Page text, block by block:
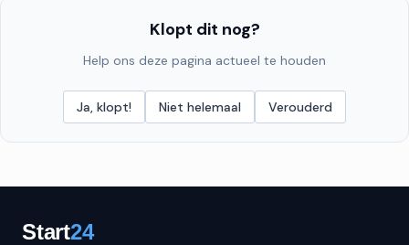
Klopt dit nog?
Help ons deze pagina actueel te houden
Ja, klopt! Niet helemaal Verouderd